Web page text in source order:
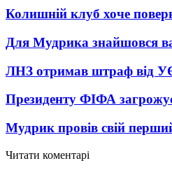
Колишній клуб хоче
Для Мудрика знайшовся
ЛНЗ отримав штраф від
Президенту ФІФА
Мудрик провів свій
Читати коментарі